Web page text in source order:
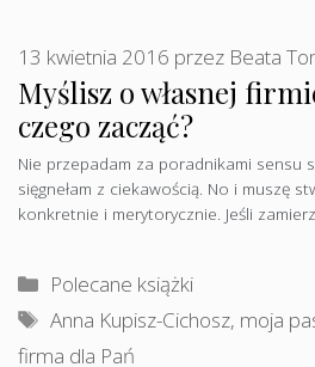
Myślisz o własnej
czego zacząć?
13 kwietnia 2016 przez Beata
Nie przepadam za poradnikami sensu
sięgnełam z ciekawością. No i muszę
konkretnie i merytorycznie. Jeśli
Kategorie
Polecane książki
Tagi
Anna Kupisz-Cichosz, moja
firma dla Pań